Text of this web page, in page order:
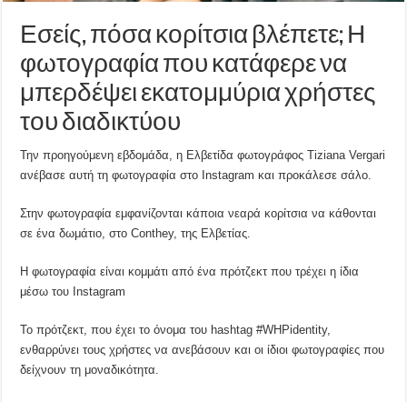
Εσείς, πόσα κορίτσια βλέπετε; Η
φωτογραφία που κατάφερε να
μπερδέψει εκατομμύρια χρήστες
του διαδικτύου
Την προηγούμενη εβδομάδα, η Ελβετίδα φωτογράφος Tiziana Vergari
ανέβασε αυτή τη φωτογραφία στο Instagram και προκάλεσε σάλο.
Στην φωτογραφία εμφανίζονται κάποια νεαρά κoρίτσια να κάθονται
σε ένα δωμάτιο, στο Conthey, της Ελβετίας.
Η φωτογραφία είναι κομμάτι από ένα πρότζεκτ που τρέχει η ίδια
μέσω του Instagram
Το πρότζεκτ, που έχει το όνομα του hashtag #WHPidentity,
ενθαρρύνει τους χρήστες να ανεβάσουν και οι ίδιοι φωτογραφίες που
δείχνουν τη μοναδικότητα.